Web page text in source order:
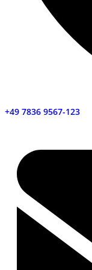
+49 7836 9567-123